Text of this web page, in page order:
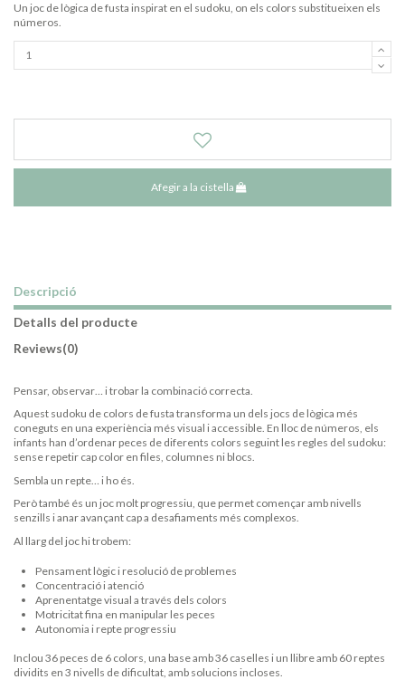
Un joc de lògica de fusta inspirat en el sudoku, on els colors substitueixen els
números.
Afegir a la cistella
Descripció
Detalls del producte
Reviews(0)
Pensar, observar… i trobar la combinació correcta.
Aquest sudoku de colors de fusta transforma un dels jocs de lògica més
coneguts en una experiència més visual i accessible. En lloc de números, els
infants han d’ordenar peces de diferents colors seguint les regles del sudoku:
sense repetir cap color en files, columnes ni blocs.
Sembla un repte… i ho és.
Però també és un joc molt progressiu, que permet començar amb nivells
senzills i anar avançant cap a desafiaments més complexos.
Al llarg del joc hi trobem:
Pensament lògic i resolució de problemes
Concentració i atenció
Aprenentatge visual a través dels colors
Motricitat fina en manipular les peces
Autonomia i repte progressiu
Inclou 36 peces de 6 colors, una base amb 36 caselles i un llibre amb 60 reptes
dividits en 3 nivells de dificultat, amb solucions incloses.